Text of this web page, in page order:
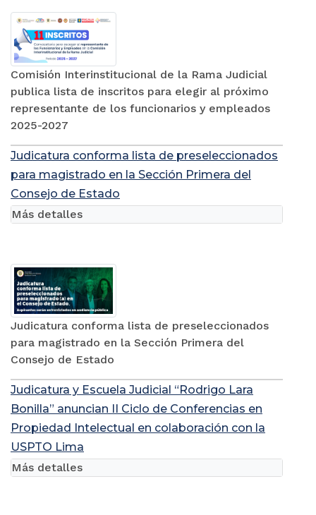
Comisión Interinstitucional de la Rama Judicial
publica lista de inscritos para elegir al próximo
representante de los funcionarios y empleados
2025-2027
Judicatura conforma lista de preseleccionados
para magistrado en la Sección Primera del
Consejo de Estado
Judicatura conforma lista de preseleccionados
para magistrado en la Sección Primera del
Consejo de Estado
Más detalles
Judicatura y Escuela Judicial “Rodrigo Lara
Bonilla” anuncian II Ciclo de Conferencias en
Propiedad Intelectual en colaboración con la
USPTO Lima
Más detalles